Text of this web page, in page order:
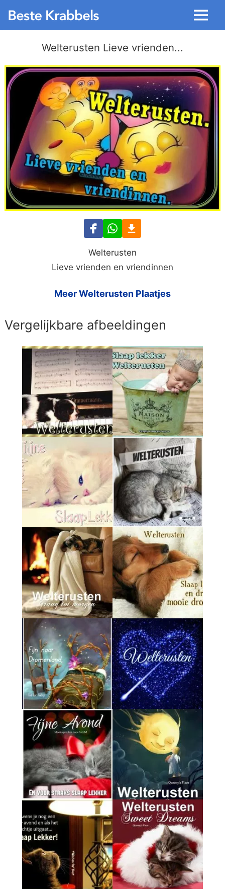
Menu
Welterusten Lieve vrienden...
Welterusten
Lieve vrienden en vriendinnen
Meer Welterusten Plaatjes
Vergelijkbare afbeeldingen